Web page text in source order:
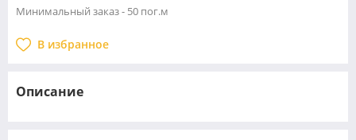
Минимальный заказ - 50 пог.м
В избранное
Описание